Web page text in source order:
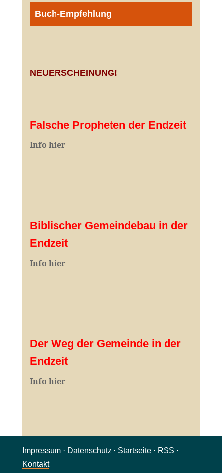
Buch-Empfehlung
NEUERSCHEINUNG!
Falsche Propheten der Endzeit
Info hier
Biblischer Gemeindebau in der
Endzeit
Info hier
Der Weg der Gemeinde in der
Endzeit
Info hier
Impressum· Datenschutz · Startseite· RSS ·
Kontakt